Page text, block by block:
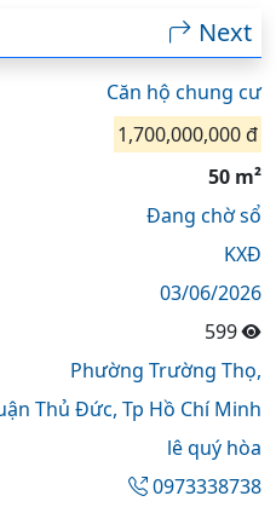
Next
Căn hộ chung cư
1,700,000,000 đ
50 m²
Đang chờ sổ
KXĐ
03/06/2026
599
Phường Trường Thọ,
Thủ Đức, Tp Hồ Chí Minh
lê quý hòa
0973338738